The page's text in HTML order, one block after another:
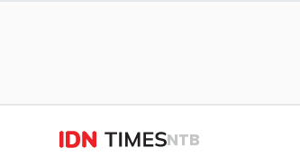
NTB